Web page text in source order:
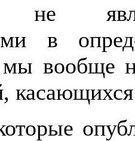
не
в
вообще